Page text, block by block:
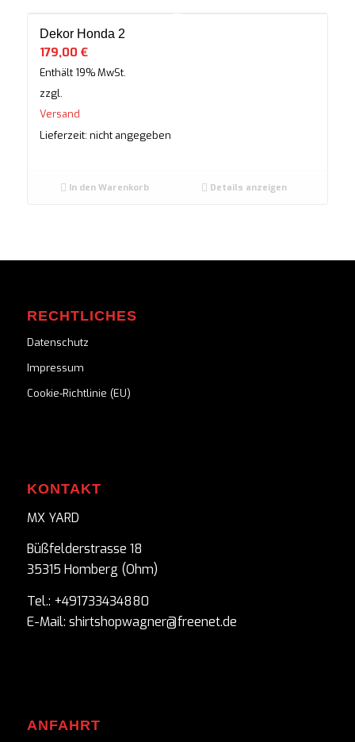
Dekor Honda 2
179,00 €
Enthält 19% MwSt.
zzgl.
Versand
Lieferzeit: nicht angegeben
In den Warenkorb Details anzeigen
RECHTLICHES
Datenschutz
Impressum
Cookie-Richtlinie (EU)
KONTAKT
MX YARD
Büßfelderstrasse 18
35315 Homberg (Ohm)
Tel.: +491733434880
E-Mail: shirtshopwagner@freenet.de
ANFAHRT